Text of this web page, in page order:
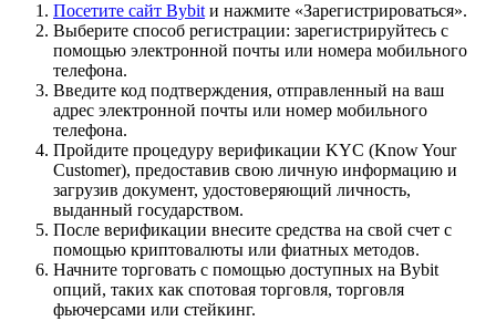
Посетите сайт Bybitи нажмите «Зарегистрироваться».
Выберите способ регистрации: зарегистрируйтесь с
помощью электронной почты или номера мобильного
телефона.
Введите код подтверждения, отправленный на ваш
адрес электронной почты или номер мобильного
телефона.
Пройдите процедуру верификации KYC (Know Your
Customer), предоставив свою личную информацию и
загрузив документ, удостоверяющий личность,
выданный государством.
После верификации внесите средства на свой счет с
помощью криптовалюты или фиатных методов.
Начните торговать с помощью доступных на Bybit
опций, таких как спотовая торговля, торговля
фьючерсами или стейкинг.